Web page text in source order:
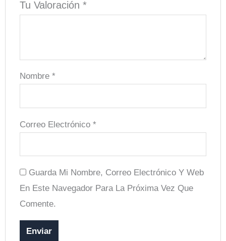
Tu Valoración*
Nombre*
Correo Electrónico*
Guarda Mi Nombre, Correo Electrónico Y Web
En Este Navegador Para La Próxima Vez Que
Comente.